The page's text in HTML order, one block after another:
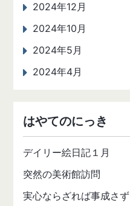
2024年12月
2024年10月
2024年5月
2024年4月
はやてのにっき
デイリー絵日記１月
突然の美術館訪問
実心ならざれば事成さず